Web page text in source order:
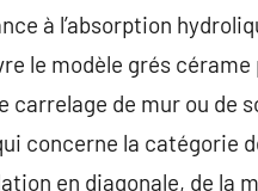
à l’absorption
le modèle grés
carrelage de mur ou de
concerne la catégorie
en diagonale, de la